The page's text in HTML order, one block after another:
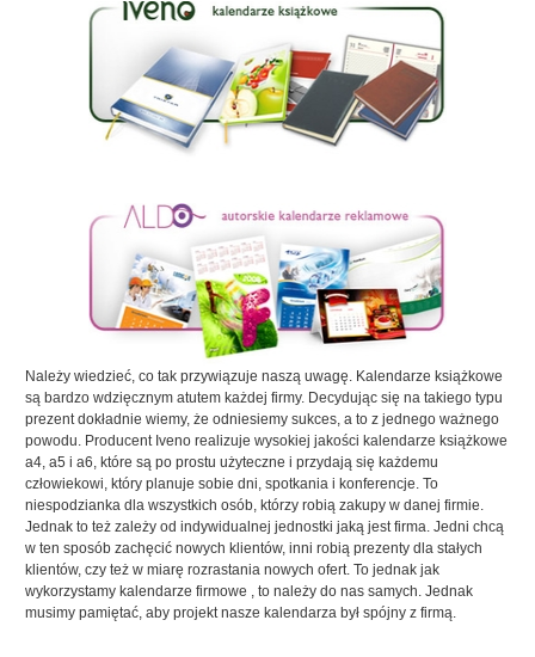
Należy wiedzieć, co tak przywiązuje naszą uwagę. Kalendarze książkowe
są bardzo wdzięcznym atutem każdej firmy. Decydując się na takiego typu
prezent dokładnie wiemy, że odniesiemy sukces, a to z jednego ważnego
powodu. Producent Iveno realizuje wysokiej jakości kalendarze książkowe
a4, a5 i a6, które są po prostu użyteczne i przydają się każdemu
człowiekowi, który planuje sobie dni, spotkania i konferencje. To
niespodzianka dla wszystkich osób, którzy robią zakupy w danej firmie.
Jednak to też zależy od indywidualnej jednostki jaką jest firma. Jedni chcą
w ten sposób zachęcić nowych klientów, inni robią prezenty dla stałych
klientów, czy też w miarę rozrastania nowych ofert. To jednak jak
wykorzystamy kalendarze firmowe
, to należy do nas samych. Jednak
musimy pamiętać, aby projekt nasze kalendarza był spójny z firmą.